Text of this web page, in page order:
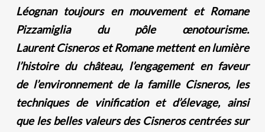
Léognan toujours en mouvement et Romane
Pizzamiglia du pôle œnotourisme.
Laurent Cisneros et Romane mettent en lumière
l’histoire du château, l’engagement en faveur
de l’environnement de la famille Cisneros, les
techniques de vinification et d’élevage, ainsi
que les belles valeurs des Cisneros centrées sur